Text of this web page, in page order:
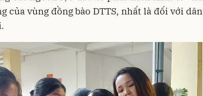
của vùng đồng bào DTTS, nhất là đối với dân